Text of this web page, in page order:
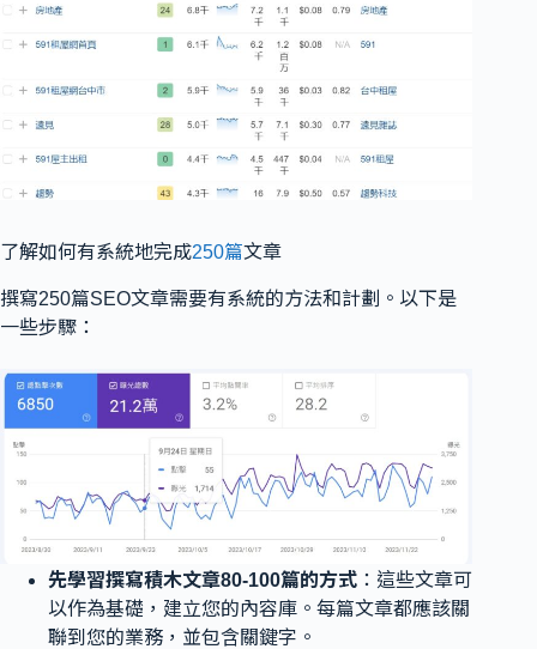
了解如何有系統地完成250篇文章
撰寫250篇SEO文章需要有系統的方法和計劃。以下是
一些步驟：
先學習撰寫積木文章80-100篇的方式 ：這些文章可
以作為基礎，建立您的內容庫。每篇文章都應該關
聯到您的業務，並包含關鍵字。